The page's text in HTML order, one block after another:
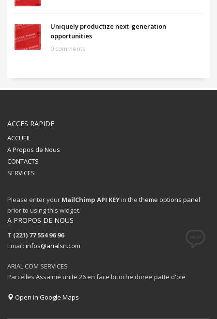
Uniquely productize next-generation
opportunities
0 comments
ACCES RAPIDE
ACCUEIL
A Propos de Nous
CONTACTS
SERVICES
Please enter your MailChimp API KEY in the theme options panel
prior to using this widget.
A PROPOS DE NOUS
T (221) 77 554 96 96
Email: infos@arialsn.com
ARIAL COM SERVICES
Parcelles Assainie unite 26 en face brioche doree patte d'oie
Open in Google Maps